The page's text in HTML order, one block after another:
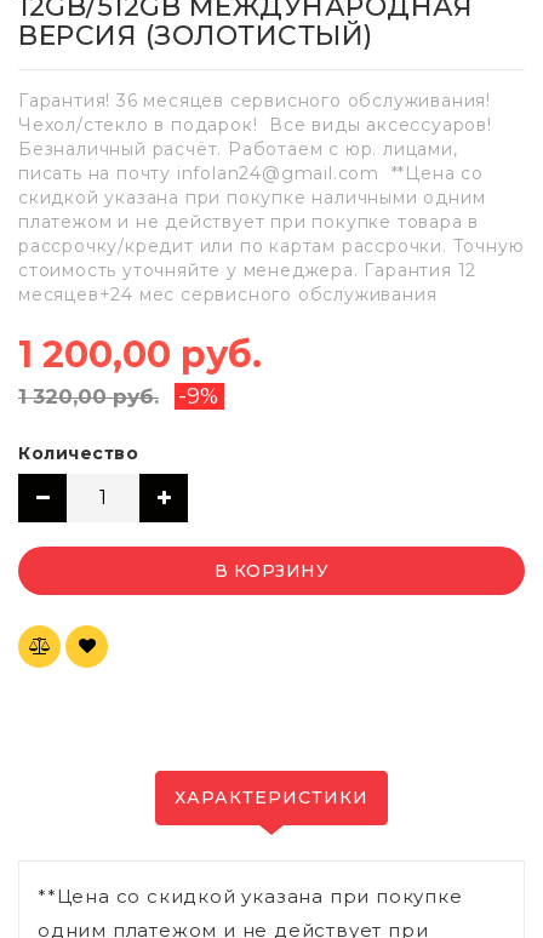
ВЕРСИЯ (ЗОЛОТИСТЫЙ)
Гарантия! 36 месяцев сервисного обслуживания!
Чехол/стекло в подарок! Все виды аксессуаров!
Безналичный расчёт. Работаем с юр. лицами,
писать на почту infolan24@gmail.com **Цена со
скидкой указана при покупке наличными одним
платежом и не действует при покупке товара в
рассрочку/кредит или по картам рассрочки. Точную
стоимость уточняйте у менеджера. Гарантия 12
месяцев+24 мес сервисного обслуживания
1 200,00 руб.
1 320,00 руб. -9%
Количество
В КОРЗИНУ
ХАРАКТЕРИСТИКИ
**Цена со скидкой указана при покупке
одним платежом и не действует при